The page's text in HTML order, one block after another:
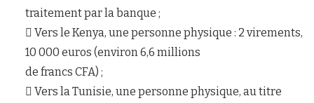
traitement par la banque ;
 Vers le Kenya, une personne physique : 2 virements,
10 000 euros (environ 6,6 millions
de francs CFA) ;
 Vers la Tunisie, une personne physique, au titre